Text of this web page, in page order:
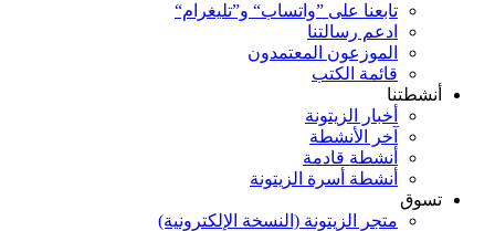
تابعنا على ”واتساب“ و”تليغرام“
ادعم رسالتنا
الموزعون المعتمدون
قائمة الكتب
أنشطتنا
أخبار الزيتونة
آخر الأنشطة
أنشطة قادمة
أنشطة أسرة الزيتونة
تسوق
متجر الزيتونة (النسخة الإلكترونية)